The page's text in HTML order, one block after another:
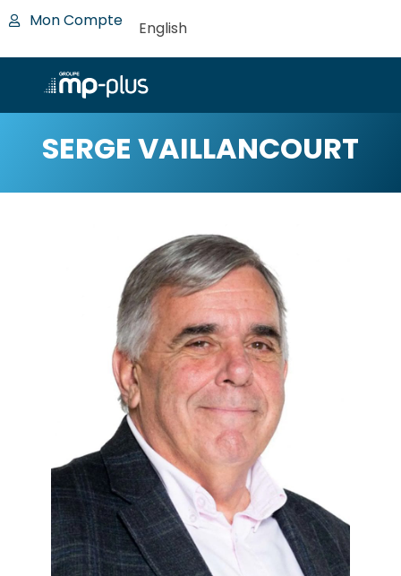
Mon Compte English
SERGE VAILLANCOURT